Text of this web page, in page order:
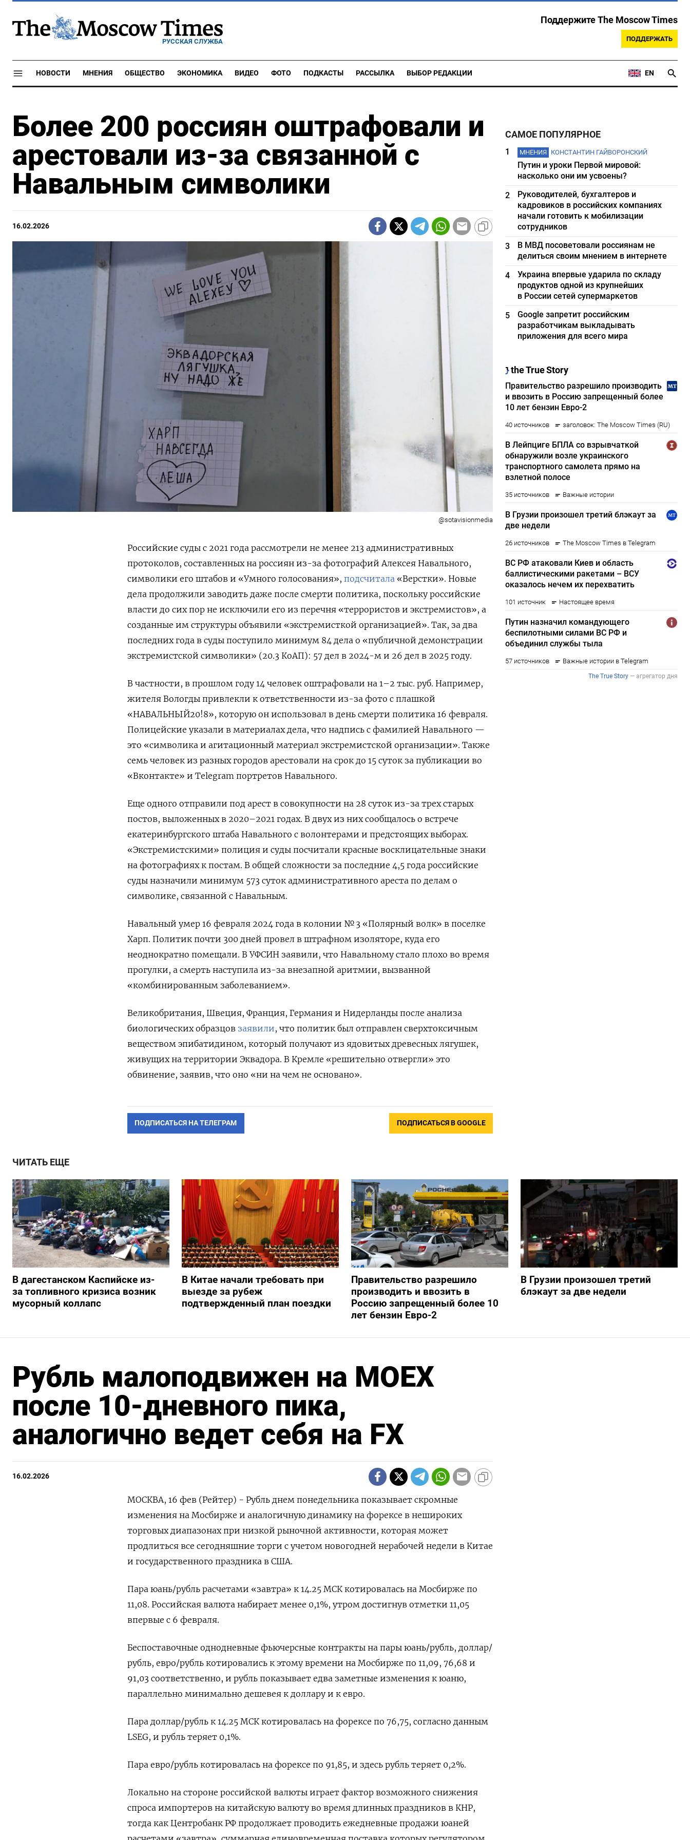
РУССКАЯ СЛУЖБА
Поддержите The Moscow Times
ПОДДЕРЖАТЬ
НОВОСТИ МНЕНИЯ ОБЩЕСТВО ЭКОНОМИКА ВИДЕО ФОТО ПОДКАСТЫ РАССЫЛКА ВЫБОР РЕДАКЦИИ EN
Более 200 россиян оштрафовали и
арестовали из-за связанной с
Навальным символики
16.02.2026
@sotavisionmedia
Российские суды с 2021 года рассмотрели не менее 213 административных
протоколов, составленных на россиян из-за фотографий Алексея Навального,
символики его штабов и «Умного голосования», подсчитала «Верстки». Новые
дела продолжили заводить даже после смерти политика, поскольку российские
власти до сих пор не исключили его из перечня «террористов и экстремистов», а
созданные им структуры объявили «экстремисткой организацией». Так, за два
последних года в суды поступило минимум 84 дела о «публичной демонстрации
экстремистской символики» (20.3 КоАП): 57 дел в 2024-м и 26 дел в 2025 году.
В частности, в прошлом году 14 человек оштрафовали на 1–2 тыс. руб. Например,
жителя Вологды привлекли к ответственности из-за фото с плашкой
«НАВАЛЬНЫЙ20!8», которую он использовал в день смерти политика 16 февраля.
Полицейские указали в материалах дела, что надпись с фамилией Навального —
это «символика и агитационный материал экстремистской организации». Также
семь человек из разных городов арестовали на срок до 15 суток за публикации во
«Вконтакте» и Telegram портретов Навального.
Еще одного отправили под арест в совокупности на 28 суток из-за трех старых
постов, выложенных в 2020–2021 годах. В двух из них сообщалось о встрече
екатеринбургского штаба Навального с волонтерами и предстоящих выборах.
«Экстремистскими» полиция и суды посчитали красные восклицательные знаки
на фотографиях к постам. В общей сложности за последние 4,5 года российские
суды назначили минимум 573 суток административного ареста по делам о
символике, связанной с Навальным.
Навальный умер 16 февраля 2024 года в колонии № 3 «Полярный волк» в поселке
Харп. Политик почти 300 дней провел в штрафном изоляторе, куда его
неоднократно помещали. В УФСИН заявили, что Навальному стало плохо во время
прогулки, а смерть наступила из-за внезапной аритмии, вызванной
«комбинированным заболеванием».
Великобритания, Швеция, Франция, Германия и Нидерланды после анализа
биологических образцов заявили, что политик был отправлен сверхтоксичным
веществом эпибатидином, который получают из ядовитых древесных лягушек,
живущих на территории Эквадора. В Кремле «решительно отвергли» это
обвинение, заявив, что оно «ни на чем не основано».
ПОДПИСАТЬСЯ НА ТЕЛЕГРАМ ПОДПИСАТЬСЯ В GOOGLE
САМОЕ ПОПУЛЯРНОЕ
1 МНЕНИЯ КОНСТАНТИН ГАЙВОРОНСКИЙ
Путин и уроки Первой мировой:
насколько они им усвоены?
2
Руководителей, бухгалтеров и
кадровиков в российских компаниях
начали готовить к мобилизации
сотрудников
3
В МВД посоветовали россиянам не
делиться своим мнением в интернете
4
Украина впервые ударила по складу
продуктов одной из крупнейших
в России сетей супермаркетов
5
Google запретит российским
разработчикам выкладывать
приложения для всего мира
ЧИТАТЬ ЕЩЕ
В дагестанском Каспийске из-
за топливного кризиса возник
мусорный коллапс
В Китае начали требовать при
выезде за рубеж
подтвержденный план поездки
Правительство разрешило
производить и ввозить в
Россию запрещенный более 10
лет бензин Евро-2
В Грузии произошел третий
блэкаут за две недели
Рубль малоподвижен на MOEX
после 10-дневного пика,
аналогично ведет себя на FX
16.02.2026
МОСКВА, 16 фев (Рейтер) - Рубль днем понедельника показывает скромные
изменения на Мосбирже и аналогичную динамику на форексе в нешироких
торговых диапазонах при низкой рыночной активности, которая может
продлиться все сегодняшние торги с учетом новогодней нерабочей недели в Китае
и государственного праздника в США.
Пара юань/рубль расчетами «завтра» к 14.25 МСК ‌котировалась на Мосбирже по
11,08. Российская валюта набирает менее 0,1%, утром достигнув отметки 11,05
впервые с 6 февраля.
Беспоставочные однодневные фьючерсные контракты на пары юань/рубль, доллар/
рубль, евро/рубль котировались к этому времени на Мосбирже по 11,09, 76,68 и
91,03 соответственно, и рубль ​показывает едва заметные изменения к юаню,
параллельно минимально ​дешевея к доллару и к евро.
Пара доллар/рубль ​к 14.⁠25 МСК котировалась на форексе по 76,75, согласно данным
LSEG, и рубль теряет 0,1%.
Пара евро/‌рубль котировалась на форексе по 91,85, и здесь рубль ‌теряет 0,2%.
Локально на стороне российской валюты играет фактор возможного снижения
спроса импортеров на китайскую валюту во время длинных праздников в КНР,
тогда как ​Центробанк РФ продолжает проводить ежедневные продажи юаней